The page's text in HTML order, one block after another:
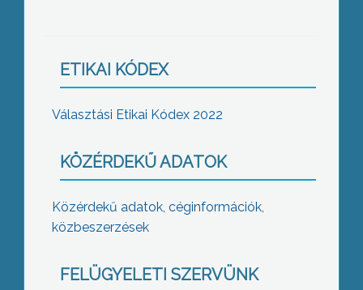
ETIKAI KÓDEX
Választási Etikai Kódex 2022
KÖZÉRDEKŰ ADATOK
Közérdekű adatok, céginformációk,
közbeszerzések
FELÜGYELETI SZERVÜNK